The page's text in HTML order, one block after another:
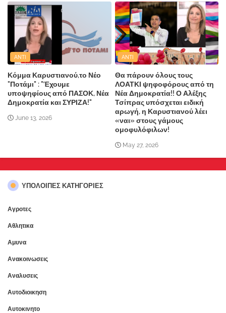
ANTI
Κόμμα Καρυστιανού,το Νέο
"Ποτάμι" : "Έχουμε
υποψηφίους από ΠΑΣΟΚ, Νέα
Δημοκρατία και ΣΥΡΙΖΑ!"
June 13, 2026
ANTI
Θα πάρουν όλους τους
ΛΟΑΤΚΙ ψηφοφόρους από τη
Νέα Δημοκρατία!! Ο Αλέξης
Τσίπρας υπόσχεται ειδική
αρωγή, η Καρυστιανού λέει
«ναι» στους γάμους
ομοφυλόφιλων!
May 27, 2026
ΥΠΌΛΟΙΠΕΣ ΚΑΤΗΓΟΡΊΕΣ
Αγροτες
Αθλητικα
Αμυνα
Ανακοινωσεις
Αναλυσεις
Αυτοδιοικηση
Αυτοκινητο